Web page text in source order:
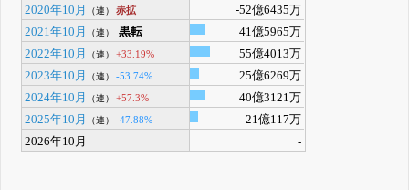
2020年10月
（連） 赤拡
-52億6435万
2021年10月
（連） 黒転
41億5965万
2022年10月
（連） +33.19%
55億4013万
2023年10月
（連） -53.74%
25億6269万
2024年10月
（連） +57.3%
40億3121万
2025年10月
（連） -47.88%
21億117万
2026年10月
-